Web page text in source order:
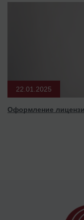
22.01.2025
Оформление